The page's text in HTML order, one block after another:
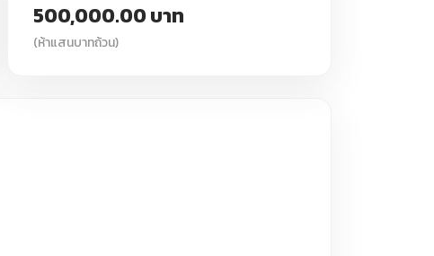
500,000.00 บาท
(ห้าแสนบาทถ้วน)